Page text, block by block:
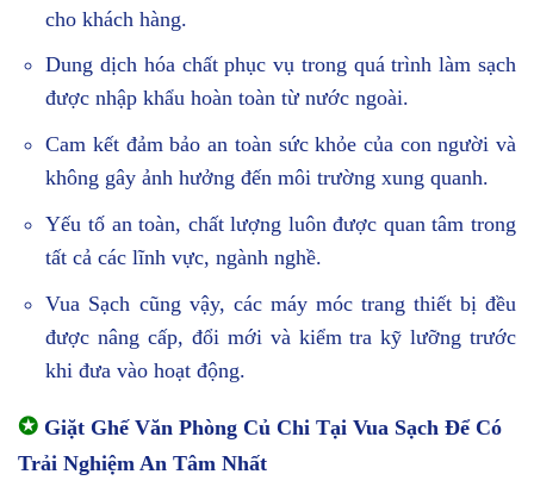
cho khách hàng.
Dung dịch hóa chất phục vụ trong quá trình làm sạch
được nhập khẩu hoàn toàn từ nước ngoài.
Cam kết đảm bảo an toàn sức khỏe của con người và
không gây ảnh hưởng đến môi trường xung quanh.
Yếu tố an toàn, chất lượng luôn được quan tâm trong
tất cả các lĩnh vực, ngành nghề.
Vua Sạch cũng vậy, các máy móc trang thiết bị đều
được nâng cấp, đổi mới và kiểm tra kỹ lưỡng trước
khi đưa vào hoạt động.
✪ Giặt Ghế Văn Phòng Củ Chi Tại Vua Sạch Để Có
Trải Nghiệm An Tâm Nhất